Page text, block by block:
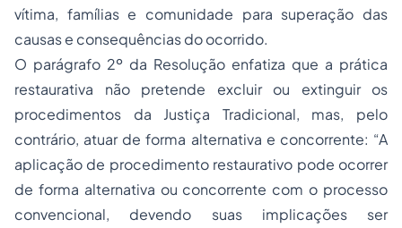
vítima, famílias e comunidade para superação das
causas e consequências do ocorrido.
O parágrafo 2º da Resolução enfatiza que a prática
restaurativa não pretende excluir ou extinguir os
procedimentos da Justiça Tradicional, mas, pelo
contrário, atuar de forma alternativa e concorrente: “A
aplicação de procedimento restaurativo pode ocorrer
de forma alternativa ou concorrente com o processo
convencional, devendo suas implicações ser